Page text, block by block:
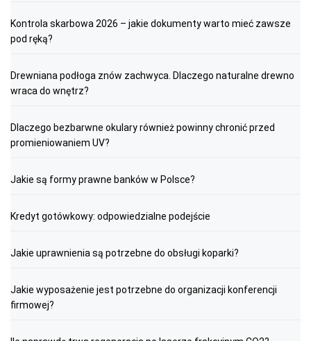
Kontrola skarbowa 2026 – jakie dokumenty warto mieć zawsze
pod ręką?
Drewniana podłoga znów zachwyca. Dlaczego naturalne drewno
wraca do wnętrz?
Dlaczego bezbarwne okulary również powinny chronić przed
promieniowaniem UV?
Jakie są formy prawne banków w Polsce?
Kredyt gotówkowy: odpowiedzialne podejście
Jakie uprawnienia są potrzebne do obsługi koparki?
Jakie wyposażenie jest potrzebne do organizacji konferencji
firmowej?